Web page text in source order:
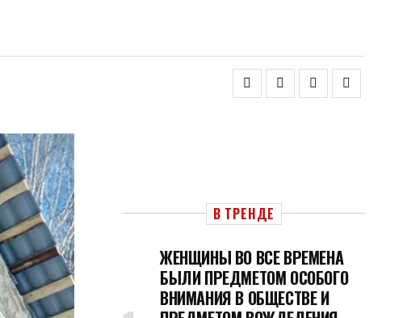
В ТРЕНДЕ
ЖЕНЩИНЫ ВО ВСЕ ВРЕМЕНА
БЫЛИ ПРЕДМЕТОМ ОСОБОГО
ВНИМАНИЯ В ОБЩЕСТВЕ И